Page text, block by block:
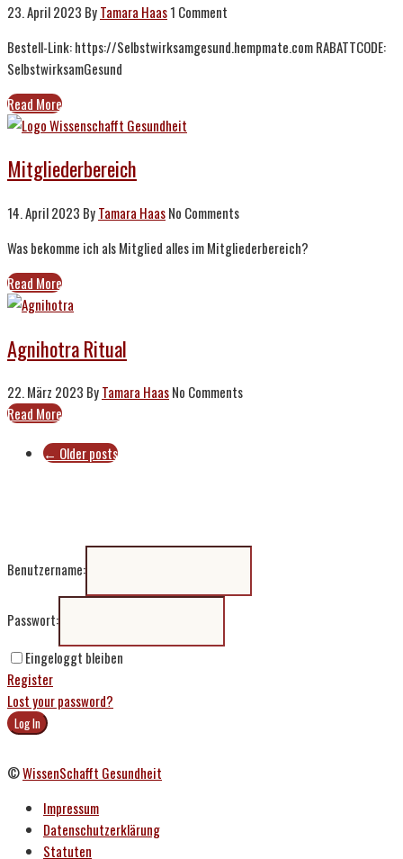
23. April 2023 ByTamara Haas1 Comment
Bestell-Link: https://Selbstwirksamgesund.hempmate.com RABATTCODE:
SelbstwirksamGesund
Read More
Mitgliederbereich
14. April 2023 ByTamara HaasNo Comments
Was bekomme ich als Mitglied alles im Mitgliederbereich?
Read More
Agnihotra Ritual
22. März 2023 ByTamara HaasNo Comments
Read More
← Older posts
Benutzername:
Passwort:
Eingeloggt bleiben
Register
Lost your password?
©WissenSchafft Gesundheit
Impressum
Datenschutzerklärung
Statuten